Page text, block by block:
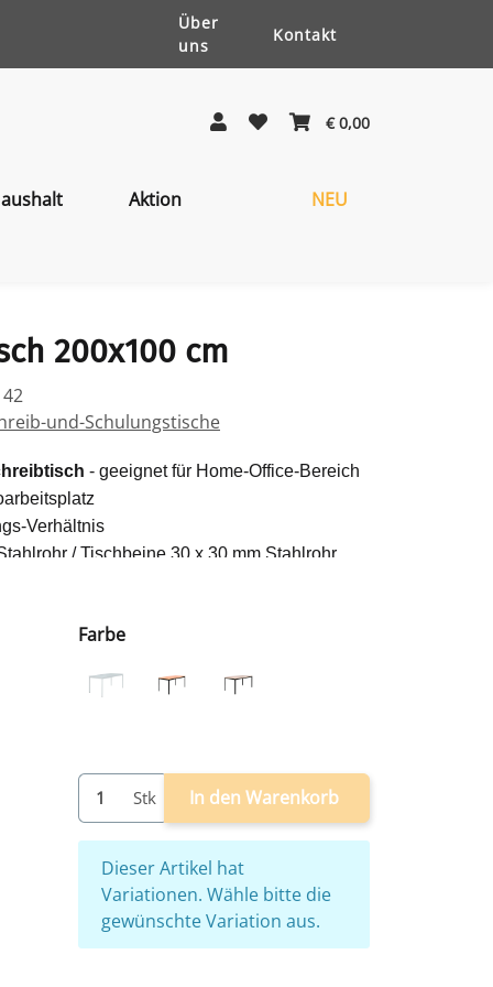
Über
uns
Kontakt
€ 0,00
Aktion NEU
200x100 cm
und-Schulungstische
- geeignet für Home-Office-Bereich
Verhältnis
/ Tischbeine 30 x 30 mm Stahlrohr
mm (HxBxT)
Farbe
Stk In den Warenkorb
x
Dieser Artikel hat
Variationen. Wähle bitte die
gewünschte Variation aus.